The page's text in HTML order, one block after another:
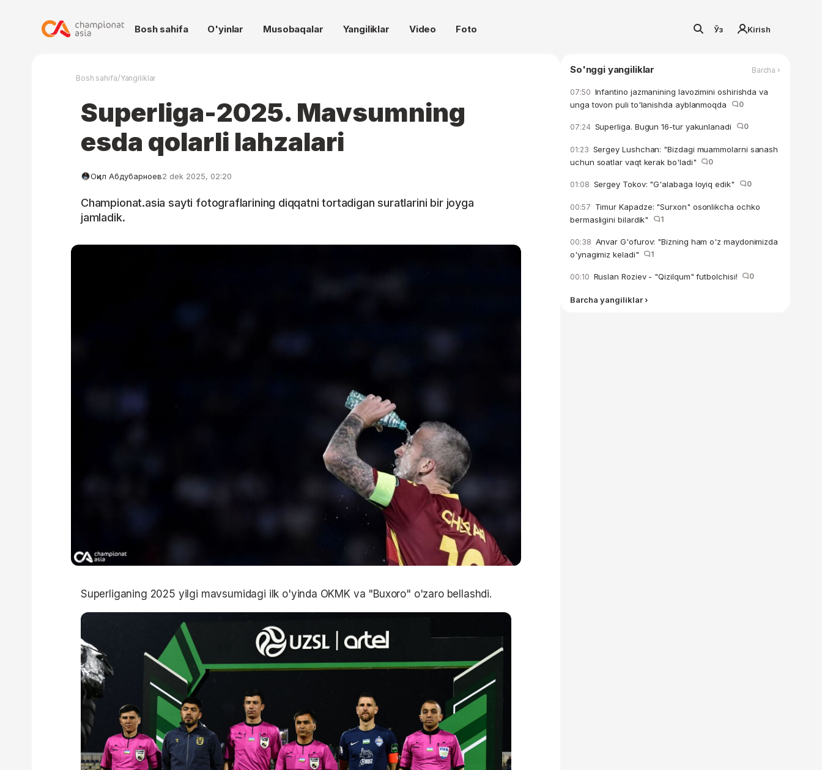
Bosh sahifa O'yinlar Musobaqalar Yangiliklar Video Foto Ўз Kirish
Bosh sahifa/Yangiliklar
Superliga-2025. Mavsumning
esda qolarli lahzalari
Оқил Абдубарноев2 dek 2025, 02:20
Championat.asia sayti fotograflarining diqqatni tortadigan suratlarini bir joyga
jamladik.
Superliganing 2025 yilgi mavsumidagi ilk o'yinda OKMK va "Buxoro" o'zaro bellashdi.
So'nggi yangiliklar Barcha ›
07:50 Infantino jazmanining lavozimini oshirishda va
unga tovon puli to'lanishda ayblanmoqda
0
07:24 Superliga. Bugun 16-tur yakunlanadi 0
01:23 Sergey Lushchan: "Bizdagi muammolarni sanash
uchun soatlar vaqt kerak bo'ladi"
0
01:08 Sergey Tokov: "G'alabaga loyiq edik" 0
00:57 Timur Kapadze: "Surxon" osonlikcha ochko
bermasligini bilardik"
1
00:38 Anvar G'ofurov: "Bizning ham o'z maydonimizda
o'ynagimiz keladi"
1
00:10 Ruslan Roziev - "Qizilqum" futbolchisi! 0
Barcha yangiliklar ›